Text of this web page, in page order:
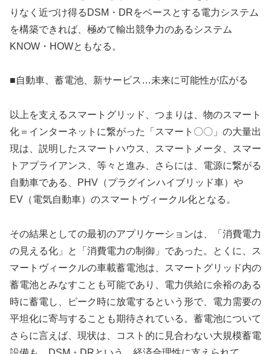
りなく近づけ得るDSM・DRをベースとする電力システム
を構築できれば、極めて輸出競争力のあるシステム
KNOW・HOWともなる。
■自動車、蓄電池、新サービス…未来に可能性が広がる
以上を支えるスマートグリッド、つまりは、物のスマート
化＝インターネットに繋がった「スマート〇〇」の大量出
現は、説明したスマートハウス、スマートメータ、スマー
トアプライアンス、等々と進み、さらには、電源に繋がる
自動車である、PHV（プラグインハイブリッド車）や
EV（電気自動車）のスマートヴィークル化となる。
その結果としての最初のアプリケーションは、「消費電力
の見える化」と「消費電力の制御」であった。とくに、ス
マートヴィークルの車載蓄電池は、スマートグリッド内の
蓄電池とみなすことも可能であり、電力供給に余裕のある
時に蓄電し、ピーク時に放電するという形で、電力需要の
平坦化に寄与することも期待されている。蓄電池について
さらに言えば、現状は、コスト的に見合わない大規模蓄電